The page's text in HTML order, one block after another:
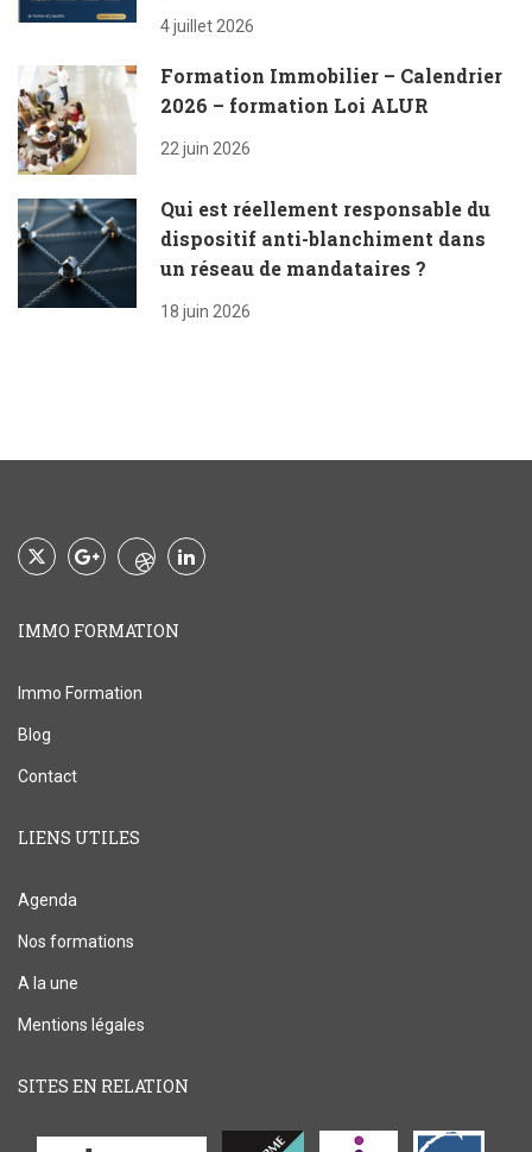
4 juillet 2026
Formation Immobilier – Calendrier
2026 – formation Loi ALUR
22 juin 2026
Qui est réellement responsable du
dispositif anti-blanchiment dans
un réseau de mandataires ?
18 juin 2026
IMMO FORMATION
Immo Formation
Blog
Contact
LIENS UTILES
Agenda
Nos formations
A la une
Mentions légales
SITES EN RELATION